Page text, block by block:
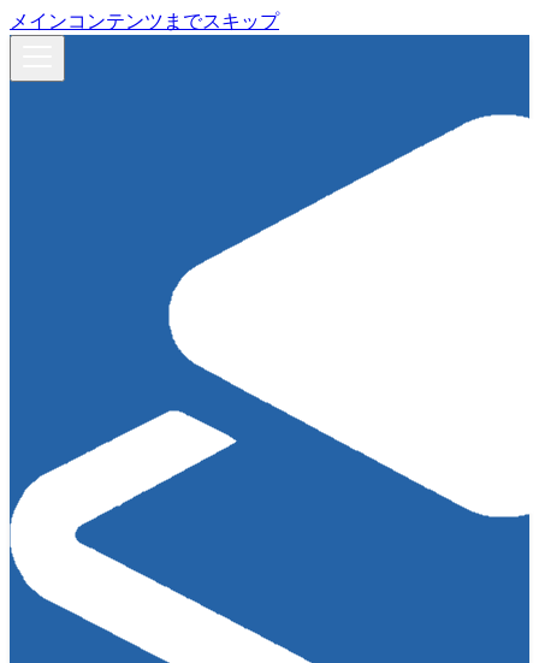
メインコンテンツまでスキップ